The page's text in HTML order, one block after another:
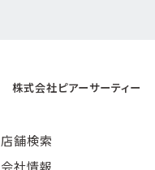
株式会社ピアーサーティー
店舗検索